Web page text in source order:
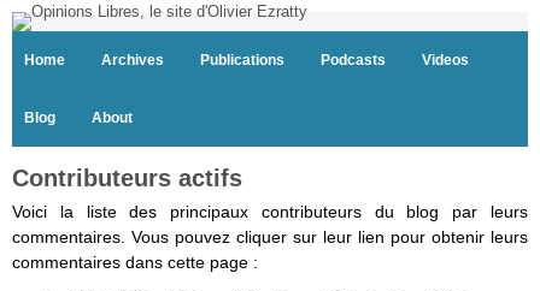
Home Archives Publications Podcasts Videos
Blog About
Contributeurs actifs
Voici la liste des principaux contributeurs du blog par leurs
commentaires. Vous pouvez cliquer sur leur lien pour obtenir leurs
commentaires dans cette page :